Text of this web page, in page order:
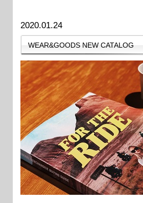
2020.01.24
WEAR&GOODS NEW CATALOG